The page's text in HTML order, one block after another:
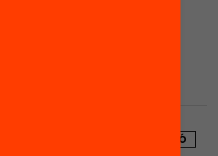
les beques a examen
PUBLICACIÓ